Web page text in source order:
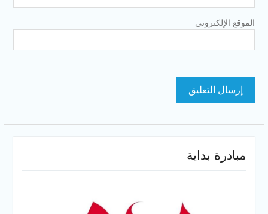
الموقع الإلكتروني
مبادرة بداية